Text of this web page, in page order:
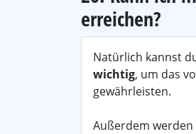
erreichen?
Natürlich kannst
wichtig, um das
gewährleisten.
Außerdem